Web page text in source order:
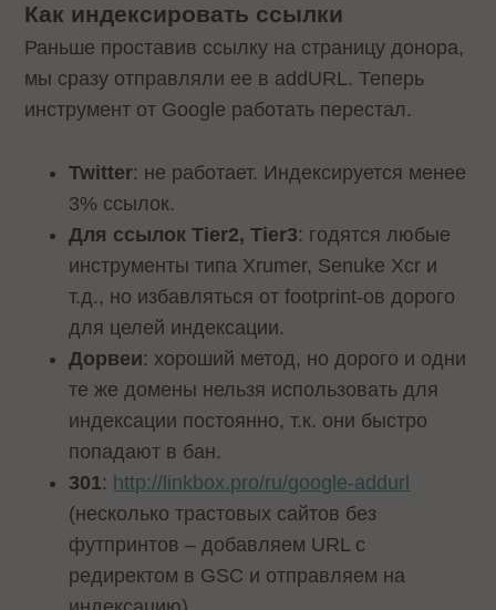
Как индексировать ссылки
Раньше проставив ссылку на страницу донора,
мы сразу отправляли ее в addURL. Теперь
инструмент от Google работать перестал.
Twitter: не работает. Индексируется менее
3% ссылок.
Для ссылок Tier2, Tier3: годятся любые
инструменты типа Xrumer, Senuke Xcr и
т.д., но избавляться от footprint-ов дорого
для целей индексации.
Дорвеи: хороший метод, но дорого и одни
те же домены нельзя использовать для
индексации постоянно, т.к. они быстро
попадают в бан.
301: http://linkbox.pro/ru/google-addurl
(несколько трастовых сайтов без
футпринтов – добавляем URL с
редиректом в GSC и отправляем на